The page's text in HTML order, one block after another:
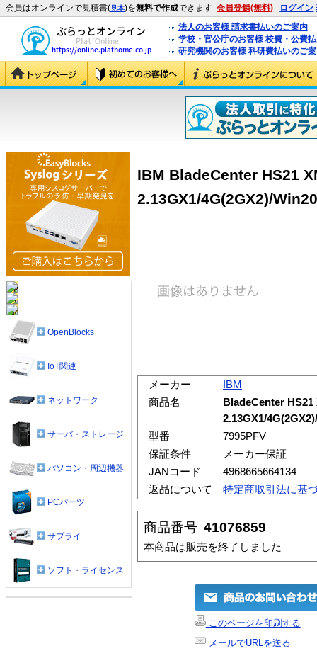
会員はオンラインで見積書(見本)を無料で作成できます 会員登録(無料) ログイン
法人のお客様 請求書払いのご案内
学校・官公庁のお客様 校費・公費
研究機関のお客様 科研費払いのご
IBM BladeCenter HS21
2.13GX1/4G(2GX2)/
メーカー
IBM
商品名
BladeCenter HS21
2.13GX1/
型番
7995PFV
保証条件
メーカー保証
JANコード
4968665664134
返品について
特定商取引法に基
商品番号 41076859
本商品は販売を終了しました
このページを印刷する
メールでURLを送る
OpenBlocks
IoT関連
ネットワーク
サーバ・ストレージ
パソコン・周辺機器
PCパーツ
サプライ
ソフト・ライセンス